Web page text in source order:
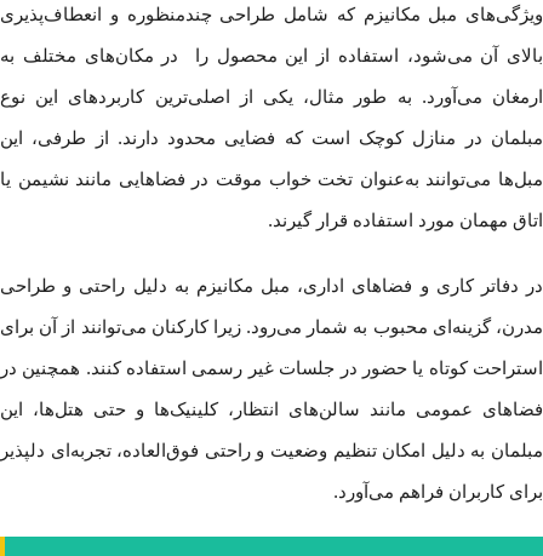
ویژگی‌های مبل مکانیزم که شامل طراحی چندمنظوره و انعطاف‌پذیری
بالای آن می‌شود، استفاده از این محصول را در مکان‌های مختلف به
ارمغان می‌آورد. به طور مثال، یکی از اصلی‌ترین کاربردهای این نوع
مبلمان در منازل کوچک است که فضایی محدود دارند. از طرفی، این
مبل‌ها می‌توانند به‌عنوان تخت خواب موقت در فضاهایی مانند نشیمن یا
اتاق مهمان مورد استفاده قرار گیرند.
در دفاتر کاری و فضاهای اداری، مبل مکانیزم به دلیل راحتی و طراحی
مدرن، گزینه‌ای محبوب به شمار می‌رود. زیرا کارکنان می‌توانند از آن برای
استراحت کوتاه یا حضور در جلسات غیر رسمی استفاده کنند. همچنین در
فضاهای عمومی مانند سالن‌های انتظار، کلینیک‌ها و حتی هتل‌ها، این
مبلمان به دلیل امکان تنظیم وضعیت و راحتی فوق‌العاده، تجربه‌ای دلپذیر
برای کاربران فراهم می‌آورد.